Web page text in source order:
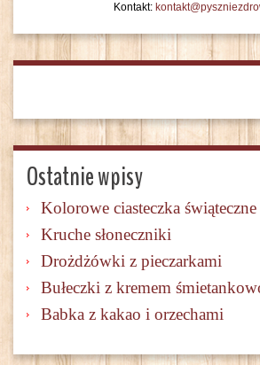
Kontakt:
Ostatnie wpisy
Kolorowe ciasteczka świąteczne
Kruche słoneczniki
Drożdżówki z pieczarkami
Bułeczki z kremem
Babka z kakao i orzechami